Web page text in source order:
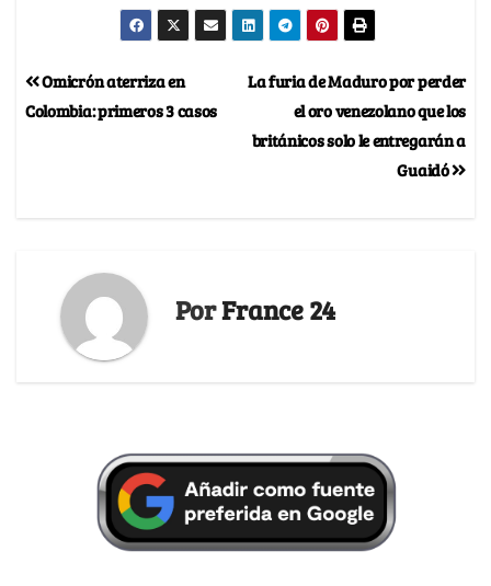
La furia de Maduro por perder
el oro venezolano que los
británicos solo le entregarán a
Guaidó
Omicrón aterriza en
Colombia: primeros 3 casos
PorFrance 24